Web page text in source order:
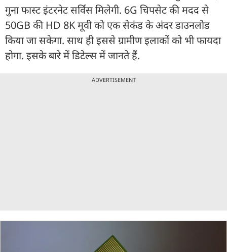
गुना फास्ट इंटरनेट सर्विस मिलेगी. 6G चिपसेट की मदद से
50GB की HD 8K मूवी को एक सेकंड के अंदर डाउनलोड
किया जा सकेगा. साथ ही इससे ग्रामीण इलाकों को भी फायदा
होगा. इसके बारे में डिटेल्स में जानते हैं.
ADVERTISEMENT